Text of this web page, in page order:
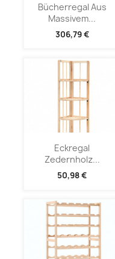
Bücherregal Aus
Massivem...
306,79 €
Eckregal
Zedernholz...
50,98 €